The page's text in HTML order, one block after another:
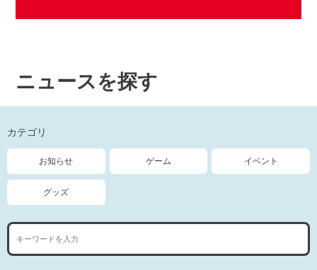
ニュースを探す
カテゴリ
お知らせ ゲーム イベント
グッズ